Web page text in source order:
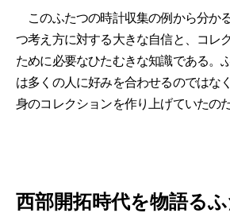
このふたつの時計収集の例から分か
つ考え方に対する大きな自信と、コレ
ために必要なひたむきな知識である。
は多くの人に好みを合わせるのではな
身のコレクションを作り上げていたのだ
西部開拓時代を物語る